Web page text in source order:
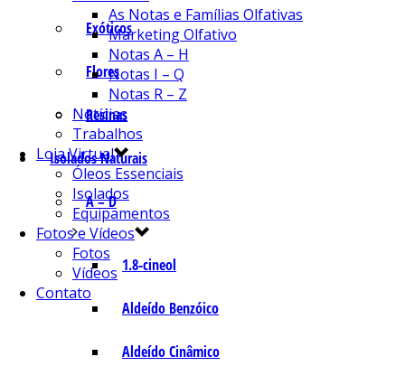
Exóticos
Flores
Resinas
Isolados Naturais
A – D
1.8-cineol
Aldeído Benzóico
Aldeído Cinâmico
As Notas e Famílias Olfativas
Marketing Olfativo
Notas A – H
Notas I – Q
Notas R – Z
Notícias
Trabalhos
Loja Virtual
Óleos Essenciais
Isolados
Equipamentos
Fotos e Vídeos
Fotos
Vídeos
Contato